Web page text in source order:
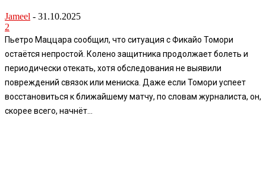
Jameel - 31.10.2025
2
Пьетро Маццара сообщил, что ситуация с Фикайо Томори
остаётся непростой. Колено защитника продолжает болеть и
периодически отекать, хотя обследования не выявили
повреждений связок или мениска. Даже если Томори успеет
восстановиться к ближайшему матчу, по словам журналиста, он,
скорее всего, начнёт...